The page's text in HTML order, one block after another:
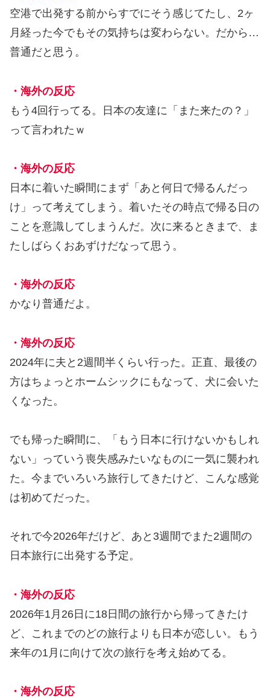
空港で出発する前からすでにそう感じてたし、2ヶ
月経った今でもその気持ちは変わらない。だから…
普通だと思う。
・海外の反応
もう4回行ってる。日本の友達に「また来たの？」
って言われたｗ
・海外の反応
日本に着いた瞬間にまず「あと何日で帰るんだっ
け」って考えてしまう。着いたその時点で帰る日の
ことを意識してしまうんだ。次に来るときまで、ま
たしばらくおあずけだなって思う。
・海外の反応
かなり普通だよ。
・海外の反応
2024年に夫と2週間半くらい行った。正直、最後の
方はちょっとホームシックにもなって、犬に会いた
くなった。
でも帰った瞬間に、「もう日本に行けないかもしれ
ない」っていう喪失感みたいなものに一気に襲われ
た。今までいろいろ旅行してきたけど、こんな感覚
は初めてだった。
それで今2026年だけど、あと3週間でまた2週間の
日本旅行に出発する予定。
・海外の反応
2026年1月26日に18日間の旅行から帰ってきたけ
ど、これまでのどの旅行よりも日本が恋しい。もう
来年の1月に向けて次の旅行を考え始めてる。
・海外の反応